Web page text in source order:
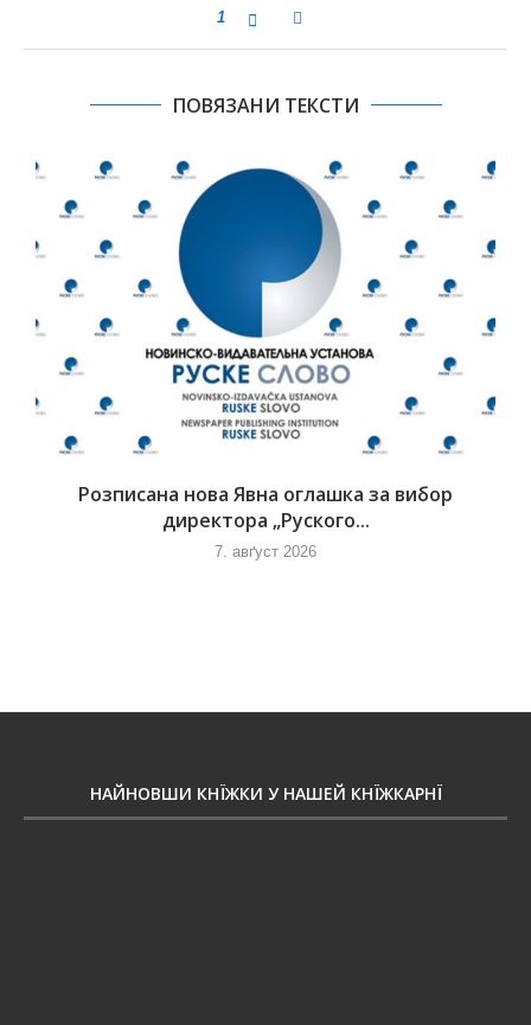
1
ПОВЯЗАНИ ТЕКСТИ
Розписана нова Явна оглашка за вибор
директора „Руского...
7. авґуст 2026
НАЙНОВШИ КНЇЖКИ У НАШЕЙ КНЇЖКАРНЇ